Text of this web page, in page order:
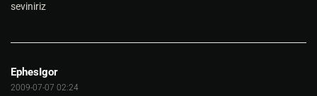
seviniriz
EphesIgor
2009-07-07 02:24